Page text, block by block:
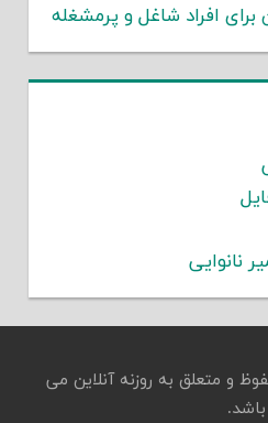
برای افراد شاغل و پرمشغله
نانوایی
و متعلق به روزنه آنلاین می
باشد.